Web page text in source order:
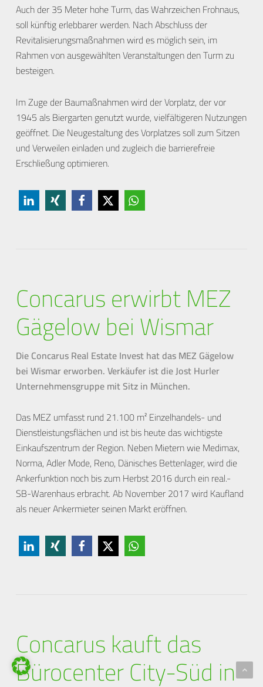
Auch der 35 Meter hohe Turm, das Wahrzeichen Frohnaus,
soll künftig erlebbarer werden. Nach Abschluss der
Revitalisierungsmaßnahmen wird es möglich sein, im
Rahmen von ausgewählten Veranstaltungen den Turm zu
besteigen.
Im Zuge der Baumaßnahmen wird der Vorplatz, der vor
1945 als Biergarten genutzt wurde, vielfältigeren Nutzungen
geöffnet. Die Neugestaltung des Vorplatzes soll zum Sitzen
und Verweilen einladen und zugleich die barrierefreie
Erschließung optimieren.
Concarus erwirbt MEZ
Gägelow bei Wismar
Die Concarus Real Estate Invest hat das MEZ Gägelow
bei Wismar erworben. Verkäufer ist die Jost Hurler
Unternehmensgruppe mit Sitz in München.
Das MEZ umfasst rund 21.100 m² Einzelhandels- und
Dienstleistungsflächen und ist bis heute das wichtigste
Einkaufszentrum der Region. Neben Mietern wie Medimax,
Norma, Adler Mode, Reno, Dänisches Bettenlager, wird die
Ankerfunktion noch bis zum Herbst 2016 durch ein real.-
SB-Warenhaus erbracht. Ab November 2017 wird Kaufland
als neuer Ankermieter seinen Markt eröffnen.
Concarus kauft das
Bürocenter City-Süd in